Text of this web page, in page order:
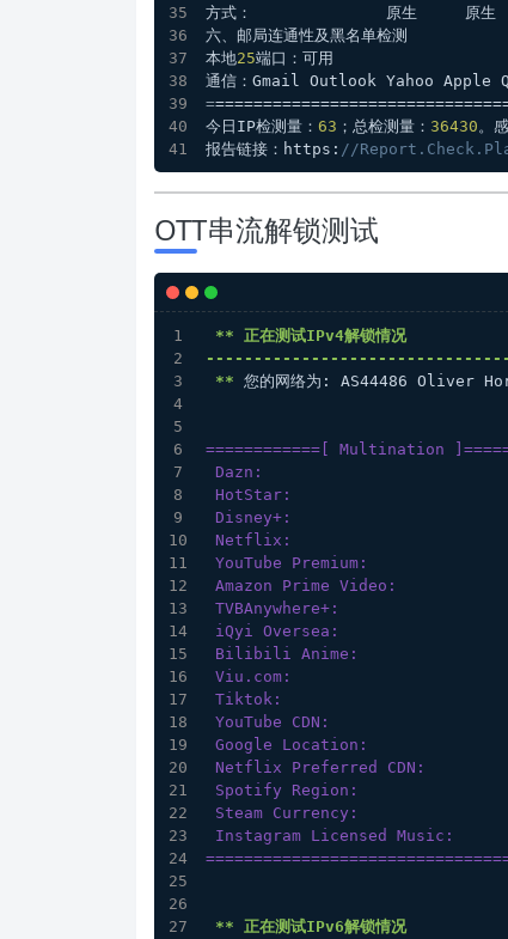
方式：              原生
六、邮局连通性及黑名单检测
本地25端口：可用
通信：Gmail Outlook Yahoo Apple
=
今日IP检测量： 63 ；总检测量： 36430。
报告链接：https: //
OTT串流解锁测试
** 正在测试IPv4解锁情况
--------------------------------
** 您的网络为: AS44486 Oliver
============[ Multination
Dazn:
HotStar:
Disney+:
Netflix:
YouTube Premium:
Amazon Prime Video:
TVBAnywhere+:
iQyi Oversea:
Bilibili Anime:
Viu.com:
Tiktok:
YouTube CDN:
Google Location:
Netflix Preferred CDN:
Spotify Region:
Steam Currency:
Instagram Licensed Music:
** 正在测试IPv6解锁情况